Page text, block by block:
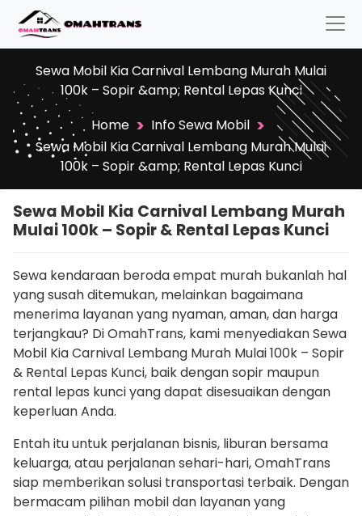
Sewa Mobil Kia Carnival Lembang Murah Mulai
100k – Sopir &amp; Rental Lepas Kunci
Home > Info Sewa Mobil >
Sewa Mobil Kia Carnival Lembang Murah Mulai
100k – Sopir &amp; Rental Lepas Kunci
Sewa Mobil Kia Carnival Lembang Murah
Mulai 100k – Sopir & Rental Lepas Kunci
Sewa kendaraan beroda empat murah bukanlah hal
yang susah ditemukan, melainkan bagaimana
menerima layanan yang nyaman, aman, dan harga
terjangkau? Di OmahTrans, kami menyediakan Sewa
Mobil Kia Carnival Lembang Murah Mulai 100k – Sopir
& Rental Lepas Kunci, baik dengan sopir maupun
rental lepas kunci yang dapat disesuaikan dengan
keperluan Anda.
Entah itu untuk perjalanan bisnis, liburan bersama
keluarga, atau perjalanan sehari-hari, OmahTrans
siap memberikan solusi transportasi terbaik. Dengan
bermacam pilihan mobil dan layanan yang